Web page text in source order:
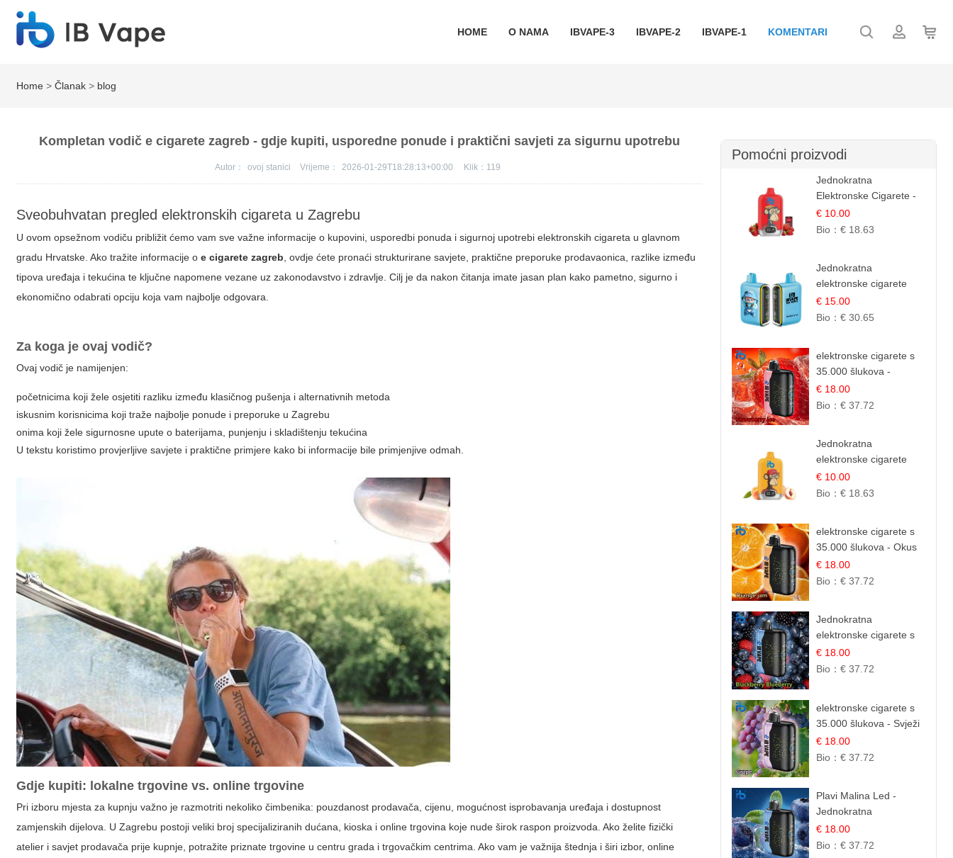
HOME O NAMA IBVAPE-3 IBVAPE-2 IBVAPE-1 KOMENTARI
Home >Članak > blog
Kompletan vodič e cigarete zagreb - gdje kupiti, usporedne ponude i praktični savjeti za sigurnu upotrebu
Autor： ovoj stanici Vrijeme： 2026-01-29T18:28:13+00:00 Klik： 119
Sveobuhvatan pregled elektronskih cigareta u Zagrebu
U ovom opsežnom vodiču približit ćemo vam sve važne informacije o kupovini, usporedbi ponuda i sigurnoj upotrebi elektronskih cigareta u glavnom
gradu Hrvatske. Ako tražite informacije oe cigarete zagreb , ovdje ćete pronaći strukturirane savjete, praktične preporuke prodavaonica, razlike između
tipova uređaja i tekućina te ključne napomene vezane uz zakonodavstvo i zdravlje. Cilj je da nakon čitanja imate jasan plan kako pametno, sigurno i
ekonomično odabrati opciju koja vam najbolje odgovara.
Za koga je ovaj vodič?
Ovaj vodič je namijenjen:
početnicima koji žele osjetiti razliku između klasičnog pušenja i alternativnih metoda
iskusnim korisnicima koji traže najbolje ponude i preporuke u Zagrebu
onima koji žele sigurnosne upute o baterijama, punjenju i skladištenju tekućina
U tekstu koristimo provjerljive savjete i praktične primjere kako bi informacije bile primjenjive odmah.
Gdje kupiti: lokalne trgovine vs. online trgovine
Pri izboru mjesta za kupnju važno je razmotriti nekoliko čimbenika: pouzdanost prodavača, cijenu, mogućnost isprobavanja uređaja i dostupnost
zamjenskih dijelova. U Zagrebu postoji veliki broj specijaliziranih dućana, kioska i online trgovina koje nude širok raspon proizvoda. Ako želite fizički
atelier i savjet prodavača prije kupnje, potražite priznate trgovine u centru grada i trgovačkim centrima. Ako vam je važnija štednja i širi izbor,online
Pomoćni proizvodi
Jednokratna
Elektronske Cigarete -
Red Bull i Jagoda |
IBVape
€ 10.00
Bio： € 18.63
Jednokratna
elektronske cigarete
25.000 Puffova -
Jagodni Sladoled |
€ 15.00
Bio： € 30.65
elektronske cigarete s
35.000 šlukova -
Jagoda Led | Ohladivši i
Osježavajući Okus
€ 18.00
Bio： € 37.72
Jednokratna
elektronske cigarete
12.000 Puffova -
Breskva i Voćni Sok |
€ 10.00
Bio： € 18.63
elektronske cigarete s
35.000 šlukova - Okus
Narančinog Džema |
Dugotrajno Iskustvo
€ 18.00
Bio： € 37.72
Jednokratna
elektronske cigarete s
35.000 šlukova - Kupina
& Borovnica | Intenzivna
€ 18.00
Bio： € 37.72
elektronske cigarete s
35.000 šlukova - Svježi
Groždje | Osježavajuća
Voćna Aroma
€ 18.00
Bio： € 37.72
Plavi Malina Led -
Jednokratna
elektronske cigarete s
35.000 šlukova | IBVape
€ 18.00
Bio： € 37.72